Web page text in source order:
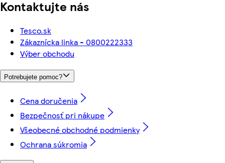
Kontaktujte nás
Tesco.sk
Zákaznícka linka - 0800222333
Výber obchodu
Potrebujete pomoc?
Cena doručenia
Bezpečnosť pri nákupe
Všeobecné obchodné podmienky
Ochrana súkromia